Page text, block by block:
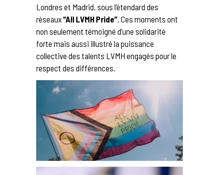
Londres et Madrid, sous l’étendard des
réseaux“All LVMH Pride”. Ces moments ont
non seulement témoigné d’une solidarité
forte mais aussi illustré la puissance
collective des talents LVMH engagés pour le
respect des différences.